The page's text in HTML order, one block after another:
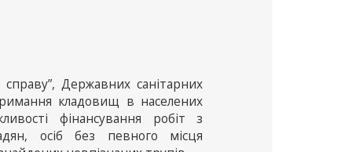
Державних санітарних
кладовищ в населених
фінансування робіт з
осіб без певного місця